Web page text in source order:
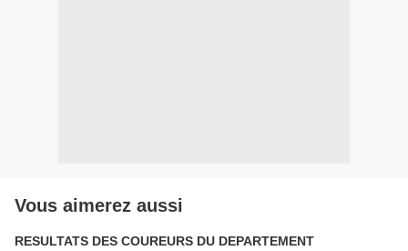
Vous aimerez aussi
RESULTATS DES COUREURS DU DEPARTEMENT